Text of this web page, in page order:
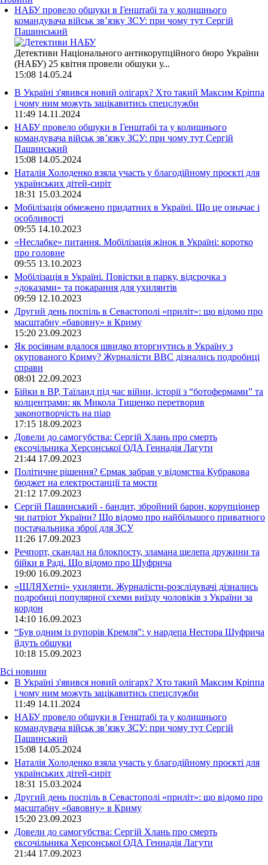
НАБУ провело обшуки в Генштабі та у колишнього
командувача військ зв’язку ЗСУ: при чому тут Сергій
Пашинський
Детективи Національного антикорупційного бюро України
(НАБУ) 25 квітня провели обшуки у...
15:08 14.05.24
В Україні з'явився новий олігарх? Хто такий Максим Кріппа
і чому ним можуть зацікавитись спецслужби
11:49 14.11.2024
НАБУ провело обшуки в Генштабі та у колишнього
командувача військ зв’язку ЗСУ: при чому тут Сергій
Пашинський
15:08 14.05.2024
Наталія Холоденко взяла участь у благодійному проєкті для
українських дітей-сиріт
18:31 15.03.2024
Мобілізація обмежено придатних в Україні. Що це означає і
особливості
09:55 14.10.2023
«Неслабке» питання. Мобілізація жінок в Україні: коротко
про головне
09:55 13.10.2023
Мобілізація в Україні. Повістки в парку, відсрочка з
«доказами» та покарання для ухилянтів
09:59 12.10.2023
Другий день поспіль в Севастополі «приліт»: що відомо про
масштабну «бавовну» в Криму
15:20 23.09.2023
Як росіянам вдалося швидко вторгнутись в Україну з
окупованого Криму? Журналісти ВВС дізнались подробиці
справи
08:01 22.09.2023
Бійки в ВР, Таїланд під час війни, історії з “ботофермами” та
колцентрами: як Микола Тищенко перетворив
законотворчість на піар
17:15 18.09.2023
Довели до самогубства: Сергій Хлань про смерть
ексочільника Херсонської ОДА Геннадія Лагути
21:44 17.09.2023
Політичне рішення? Єрмак забрав у відомства Кубракова
бюджет на електростанції та мости
21:12 17.09.2023
Сергій Пашинський - бандит, збройний барон, корупціонер
чи патріот України? Що відомо про найбільшого приватного
постачальника зброї для ЗСУ
11:26 17.09.2023
Речпорт, скандал на блокпосту, зламана щелепа дружини та
бійки в Раді. Що відомо про Шуфрича
19:00 16.09.2023
«ШЛЯХетні» ухилянти. Журналісти-розслідувачі дізнались
подробиці популярної схеми виїзду чоловіків з України за
кордон
14:10 16.09.2023
“Був одним із рупорів Кремля”: у нардепа Нестора Шуфрича
йдуть обшуки
10:18 15.09.2023
Всі новини
В Україні з'явився новий олігарх? Хто такий Максим Кріппа
і чому ним можуть зацікавитись спецслужби
11:49 14.11.2024
НАБУ провело обшуки в Генштабі та у колишнього
командувача військ зв’язку ЗСУ: при чому тут Сергій
Пашинський
15:08 14.05.2024
Наталія Холоденко взяла участь у благодійному проєкті для
українських дітей-сиріт
18:31 15.03.2024
Другий день поспіль в Севастополі «приліт»: що відомо про
масштабну «бавовну» в Криму
15:20 23.09.2023
Довели до самогубства: Сергій Хлань про смерть
ексочільника Херсонської ОДА Геннадія Лагути
21:44 17.09.2023